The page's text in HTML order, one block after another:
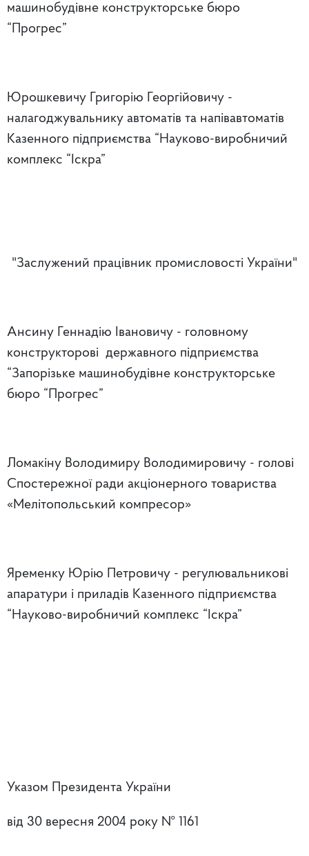
машинобудівне конструкторське бюро
“Прогрес”
Юрошкевичу Григорію Георгійовичу -
налагоджувальнику автоматів та напівавтоматів
Казенного підприємства “Науково-виробничий
комплекс “Іскра”
"Заслужений працівник промисловості України"
Ансину Геннадію Івановичу - головному
конструкторові державного підприємства
“Запорізьке машинобудівне конструкторське
бюро “Прогрес”
Ломакіну Володимиру Володимировичу - голові
Спостережної ради акціонерного товариства
«Мелітопольський компресор»
Яременку Юрію Петровичу - регулювальникові
апаратури і приладів Казенного підприємства
“Науково-виробничий комплекс “Іскра”
Указом Президента України
від 30 вересня 2004 року № 1161